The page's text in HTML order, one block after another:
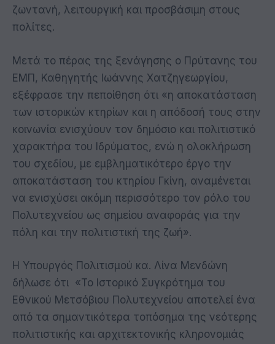
ζωντανή, λειτουργική και προσβάσιμη στους
πολίτες.
Μετά το πέρας της ξενάγησης ο Πρύτανης του
ΕΜΠ, Καθηγητής Ιωάννης Χατζηγεωργίου,
εξέφρασε την πεποίθηση ότι «η αποκατάσταση
των ιστορικών κτηρίων και η απόδοσή τους στην
κοινωνία ενισχύουν τον δημόσιο και πολιτιστικό
χαρακτήρα του Ιδρύματος, ενώ η ολοκλήρωση
του σχεδίου, με εμβληματικότερο έργο την
αποκατάσταση του κτηρίου Γκίνη, αναμένεται
να ενισχύσει ακόμη περισσότερο τον ρόλο του
Πολυτεχνείου ως σημείου αναφοράς για την
πόλη και την πολιτιστική της ζωή».
Η Υπουργός Πολιτισμού κα. Λίνα Μενδώνη
δήλωσε ότι «Το Ιστορικό Συγκρότημα του
Εθνικού Μετσόβιου Πολυτεχνείου αποτελεί ένα
από τα σημαντικότερα τοπόσημα της νεότερης
πολιτιστικής και αρχιτεκτονικής κληρονομιάς